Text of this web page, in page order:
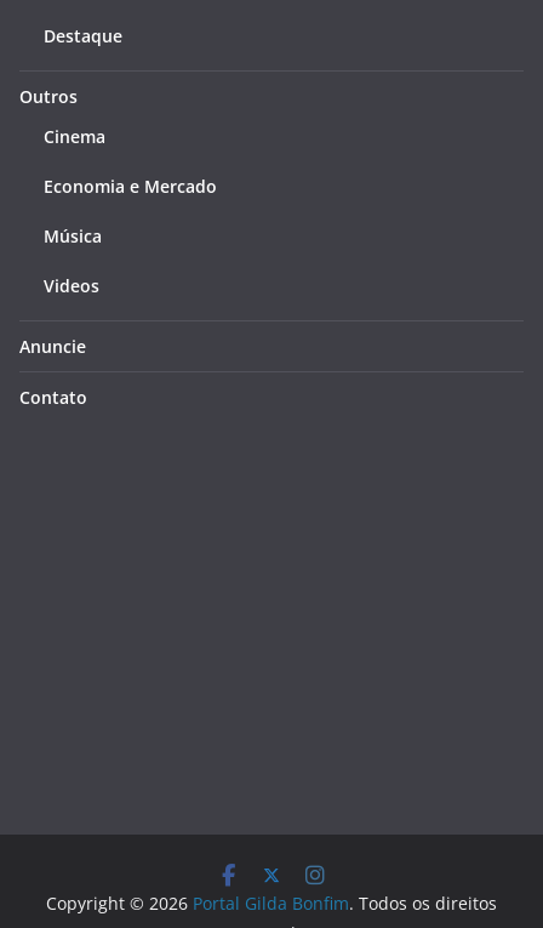
Destaque
Outros
Cinema
Economia e Mercado
Música
Videos
Anuncie
Contato
Copyright © 2026 Portal Gilda Bonfim. Todos os direitos